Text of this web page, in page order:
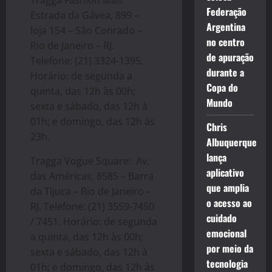
Estrada da Gávea, 899 –
loja 154 – São Conrado –
Rio de Janeiro – RJ.
Telefone: (21) 3324-1395.
Horário: de segunda a
quinta, das 12h às 00h;
sexta e sábado, das 12h à
01h; e domingo, das 12h às
23h.
Tragga Vogue Square: Av.
das Américas, 8585 – Barra
da Tijuca – Rio de Janeiro –
RJ. Telefone: (21) 3559-7450
/ 7451. Horário: de segunda
a quinta, das 12h às 00h;
sexta e sábado, das 12h à
01h; e domingo, das 12h às
Federação
Argentina
no centro
de apuração
durante a
Copa do
Mundo
Chris
Albuquerque
lança
aplicativo
que amplia
o acesso ao
cuidado
emocional
por meio da
tecnologia